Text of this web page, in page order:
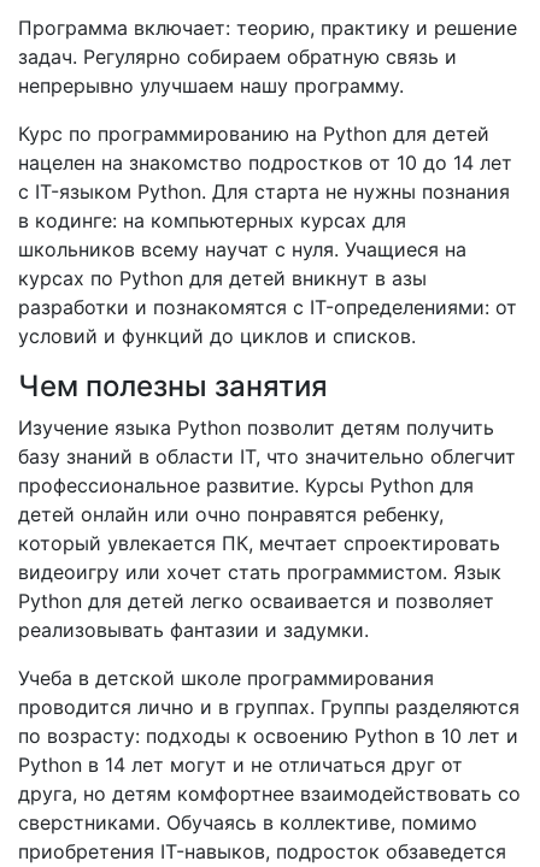
Программа включает: теорию, практику и решение
задач. Регулярно собираем обратную связь и
непрерывно улучшаем нашу программу.
Курс по программированию на Python для детей
нацелен на знакомство подростков от 10 до 14 лет
с IT-языком Python. Для старта не нужны познания
в кодинге: на компьютерных курсах для
школьников всему научат с нуля. Учащиеся на
курсах по Python для детей вникнут в азы
разработки и познакомятся с IT-определениями: от
условий и функций до циклов и списков.
Чем полезны занятия
Изучение языка Python позволит детям получить
базу знаний в области IT, что значительно облегчит
профессиональное развитие. Курсы Python для
детей онлайн или очно понравятся ребенку,
который увлекается ПК, мечтает спроектировать
видеоигру или хочет стать программистом. Язык
Python для детей легко осваивается и позволяет
реализовывать фантазии и задумки.
Учеба в детской школе программирования
проводится лично и в группах. Группы разделяются
по возрасту: подходы к освоению Python в 10 лет и
Python в 14 лет могут и не отличаться друг от
друга, но детям комфортнее взаимодействовать со
сверстниками. Обучаясь в коллективе, помимо
приобретения IT-навыков, подросток обзаведется